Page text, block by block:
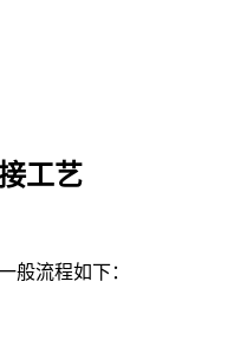
工艺
般流程如下：